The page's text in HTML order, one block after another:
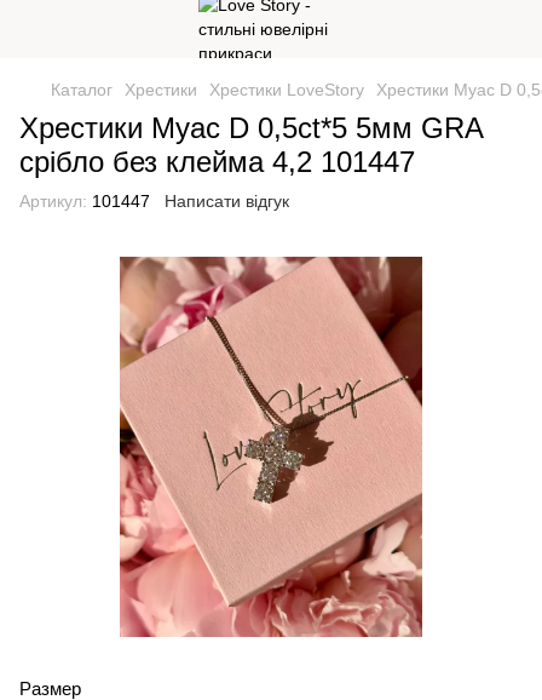
Каталог Хрестики Хрестики LoveStory Хрестики Муас D
Хрестики Муас D 0,5ct*5 5мм GRA
срібло без клейма 4,2 101447
Артикул: 101447 Написати відгук
Размер